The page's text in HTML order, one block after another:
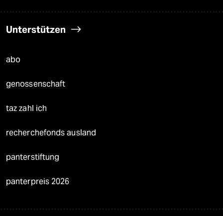
Unterstützen
abo
genossenschaft
taz zahl ich
recherchefonds ausland
panterstiftung
panterpreis 2026